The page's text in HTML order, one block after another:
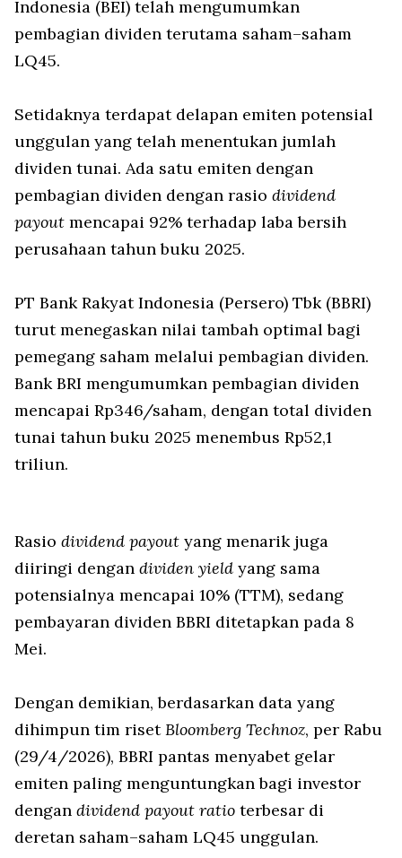
Indonesia (BEI) telah mengumumkan
pembagian dividen terutama saham–saham
LQ45.
Setidaknya terdapat delapan emiten potensial
unggulan yang telah menentukan jumlah
dividen tunai. Ada satu emiten dengan
pembagian dividen dengan rasio dividend
payout mencapai 92% terhadap laba bersih
perusahaan tahun buku 2025.
PT Bank Rakyat Indonesia (Persero) Tbk (BBRI)
turut menegaskan nilai tambah optimal bagi
pemegang saham melalui pembagian dividen.
Bank BRI mengumumkan pembagian dividen
mencapai Rp346/saham, dengan total dividen
tunai tahun buku 2025 menembus Rp52,1
triliun.
Rasio dividend payout yang menarik juga
diiringi dengan dividen yield yang sama
potensialnya mencapai 10% (TTM), sedang
pembayaran dividen BBRI ditetapkan pada 8
Mei.
Dengan demikian, berdasarkan data yang
dihimpun tim risetBloomberg Technoz, per Rabu
(29/4/2026), BBRI pantas menyabet gelar
emiten paling menguntungkan bagi investor
dengan dividend payout ratio terbesar di
deretan saham–saham LQ45 unggulan.